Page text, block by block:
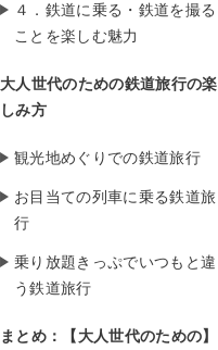
４．鉄道に乗る・鉄道を撮る
ことを楽しむ魅力
大人世代のための鉄道旅行の楽
しみ方
観光地めぐりでの鉄道旅行
お目当ての列車に乗る鉄道旅
行
乗り放題きっぷでいつもと違
う鉄道旅行
まとめ：【大人世代のための】